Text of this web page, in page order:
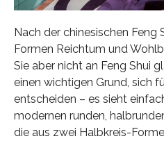
Nach der chinesischen Feng
Formen Reichtum und
Sie aber nicht an Feng Shui
einen wichtigen Grund, sich
entscheiden – es sieht
modernen runden,
die aus zwei Halbkreis-